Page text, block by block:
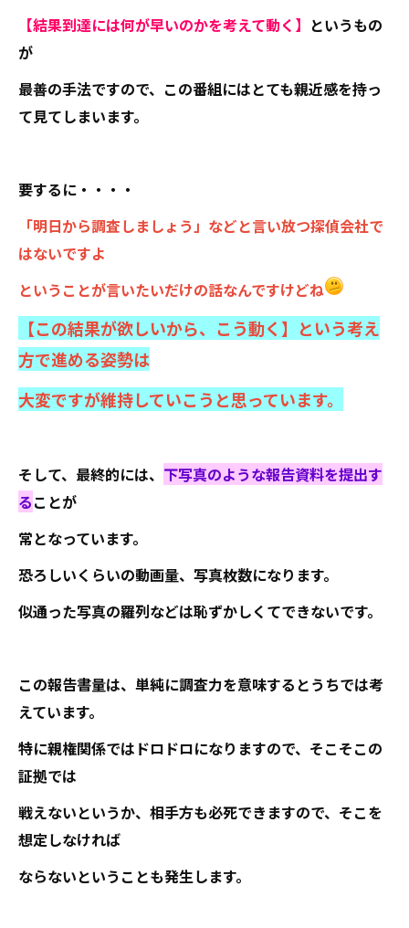
【結果到達には何が早いのかを考えて動く】 というもの
が
最善の手法ですので、この番組にはとても親近感を持っ
て見てしまいます。
要するに・・・・
「明日から調査しましょう」などと言い放つ探偵会社で
はないですよ
ということが言いたいだけの話なんですけどね
【この結果が欲しいから、こう動く】という考え
方で進める姿勢は
大変ですが維持していこうと思っています。
そして、最終的には、 下写真のような報告資料を提出す
ることが
常となっています。
恐ろしいくらいの動画量、写真枚数になります。
似通った写真の羅列などは恥ずかしくてできないです。
この報告書量は、単純に調査力を意味するとうちでは考
えています。
特に親権関係ではドロドロになりますので、そこそこの
証拠では
戦えないというか、相手方も必死できますので、そこを
想定しなければ
ならないということも発生します。